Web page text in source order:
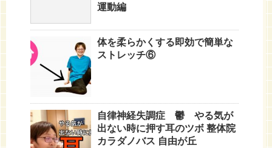
運動編
体を柔らかくする即効で簡単な
ストレッチ⑥
自律神経失調症 鬱 やる気が
出ない時に押す耳のツボ 整体院
カラダノバス 自由が丘